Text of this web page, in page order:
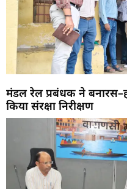
मंडल रेल प्रबंधक ने
किया संरक्षा निरीक्षण